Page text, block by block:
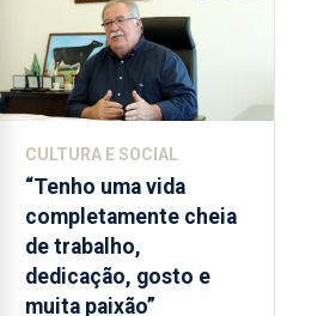
CULTURA E SOCIAL
“Tenho uma vida
completamente cheia
de trabalho,
dedicação, gosto e
muita paixão”